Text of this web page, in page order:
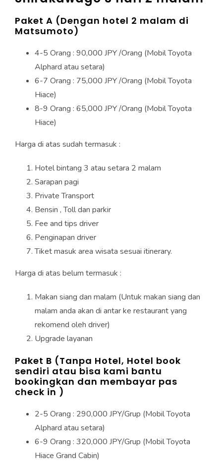
Paket A (Dengan hotel 2 malam di
Matsumoto)
4-5 Orang : 90,000 JPY /Orang (Mobil Toyota
Alphard atau setara)
6-7 Orang : 75,000 JPY /Orang (Mobil Toyota
Hiace)
8-9 Orang : 65,000 JPY /Orang (Mobil Toyota
Hiace)
Harga di atas sudah termasuk :
Hotel bintang 3 atau setara 2 malam
Sarapan pagi
Private Transport
Bensin , Toll dan parkir
Fee and tips driver
Penginapan driver
Tiket masuk area wisata sesuai itinerary.
Harga di atas belum termasuk :
Makan siang dan malam (Untuk makan siang dan
malam anda akan di antar ke restaurant yang
rekomend oleh driver)
Upgrade layanan
Paket B (Tanpa Hotel, Hotel book
sendiri atau bisa kami bantu
bookingkan dan membayar pas
check in )
2-5 Orang : 290,000 JPY/Grup (Mobil Toyota
Alphard atau setara)
6-9 Orang : 320,000 JPY/Grup (Mobil Toyota
Hiace Grand Cabin)